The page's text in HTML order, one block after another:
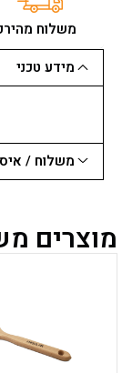
(מארז
10
משלוח מהיר
מידע טכני
משלוח /
מוצרים